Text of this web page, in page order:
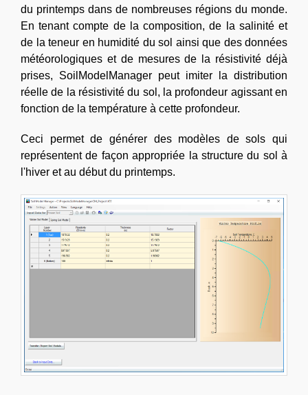
du printemps dans de nombreuses régions du monde.
En tenant compte de la composition, de la salinité et
de la teneur en humidité du sol ainsi que des données
météorologiques et de mesures de la résistivité déjà
prises, SoilModelManager peut imiter la distribution
réelle de la résistivité du sol, la profondeur agissant en
fonction de la température à cette profondeur.
Ceci permet de générer des modèles de sols qui
représentent de façon appropriée la structure du sol à
l'hiver et au début du printemps.